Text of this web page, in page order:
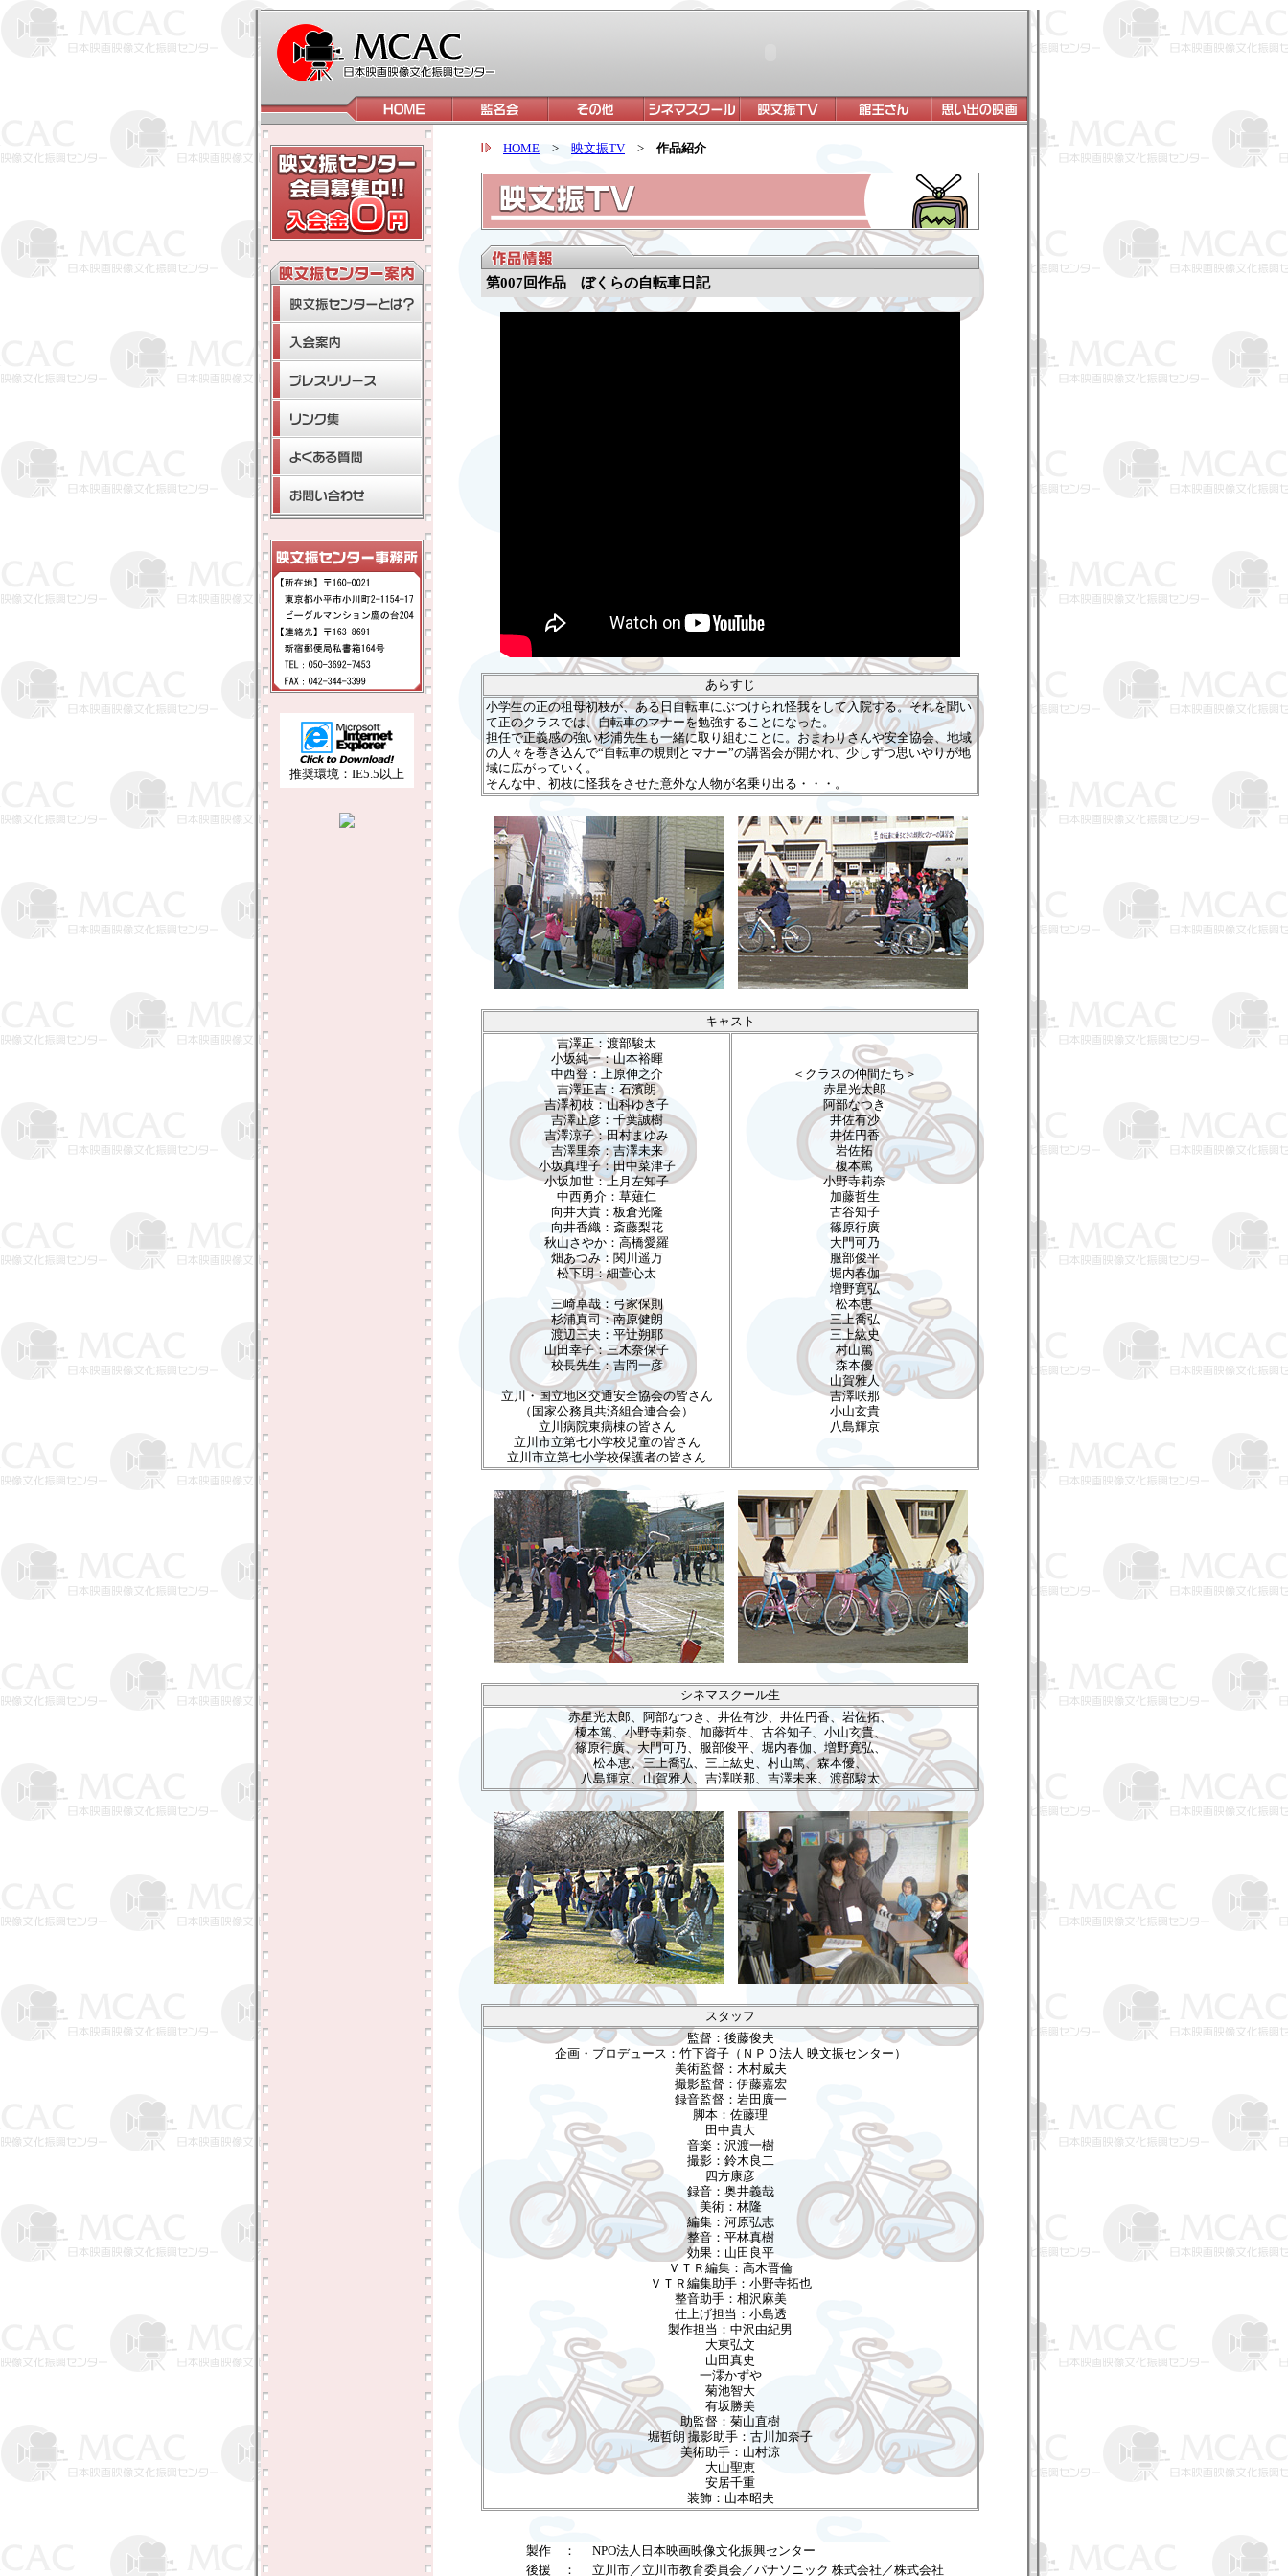
推奨環境：IE5.5以上
HOME > 映文振TV > 作品紹介
第007回作品 ぼくらの自転車日記
あらすじ
小学生の正の祖母初枝が、ある日自転車にぶつけられ怪我をして入院する。それを聞い
て正のクラスでは、自転車のマナーを勉強することになった。
担任で正義感の強い杉浦先生も一緒に取り組むことに。おまわりさんや安全協会、地域
の人々を巻き込んで“自転車の規則とマナー”の講習会が開かれ、少しずつ思いやりが地
域に広がっていく。
そんな中、初枝に怪我をさせた意外な人物が名乗り出る・・・。
キャスト
吉澤正：渡部駿太
小坂純一：山本裕暉
中西登：上原伸之介
吉澤正吉：石濱朗
吉澤初枝：山科ゆき子
吉澤正彦：千葉誠樹
吉澤涼子：田村まゆみ
吉澤里奈：吉澤未来
小坂真理子：田中菜津子
小坂加世：上月左知子
中西勇介：草薙仁
向井大貴：板倉光隆
向井香織：斎藤梨花
秋山さやか：高橋愛羅
畑あつみ：関川遥万
松下明：細萱心太
三崎卓哉：弓家保則
杉浦真司：南原健朗
渡辺三夫：平辻朔耶
山田幸子：三木奈保子
校長先生：吉岡一彦
立川・国立地区交通安全協会の皆さん
（国家公務員共済組合連合会）
立川病院東病棟の皆さん
立川市立第七小学校児童の皆さん
立川市立第七小学校保護者の皆さん
＜クラスの仲間たち＞
赤星光太郎
阿部なつき
井佐有沙
井佐円香
岩佐拓
榎本篤
小野寺莉奈
加藤哲生
古谷知子
篠原行廣
大門可乃
服部俊平
堀内春伽
増野寛弘
松本恵
三上喬弘
三上紘史
村山篤
森本優
山賀雅人
吉澤咲那
小山玄貴
八島輝京
シネマスクール生
赤星光太郎、阿部なつき、井佐有沙、井佐円香、岩佐拓、
榎本篤、小野寺莉奈、加藤哲生、古谷知子、小山玄貴、
篠原行廣、大門可乃、服部俊平、堀内春伽、増野寛弘、
松本恵、三上喬弘、三上紘史、村山篤、森本優、
八島輝京、山賀雅人、吉澤咲那、吉澤未来、渡部駿太
スタッフ
監督：後藤俊夫
企画・プロデュース：竹下資子（ＮＰＯ法人 映文振センター）
美術監督：木村威夫
撮影監督：伊藤嘉宏
録音監督：岩田廣一
脚本：佐藤理
田中貴大
音楽：沢渡一樹
撮影：鈴木良二
四方康彦
録音：奥井義哉
美術：林隆
編集：河原弘志
整音：平林真樹
効果：山田良平
ＶＴＲ編集：高木晋倫
ＶＴＲ編集助手：小野寺拓也
整音助手：相沢麻美
仕上げ担当：小島透
製作担当：中沢由紀男
大東弘文
山田真史
一澪かずや
菊池智大
有坂勝美
助監督：菊山直樹
堀哲朗 撮影助手：古川加奈子
美術助手：山村涼
大山聖恵
安居千重
装飾：山本昭夫
製作 ：
NPO法人日本映画映像文化振興センター
後援 ：
立川市／立川市教育委員会／パナソニック 株式会社／株式会社